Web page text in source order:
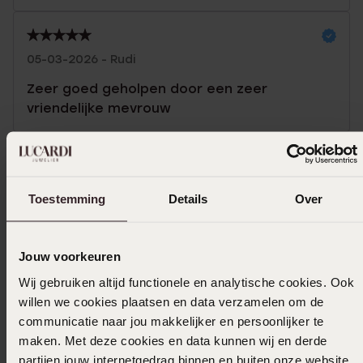
Toestemming Details Over
Jouw voorkeuren
Wij gebruiken altijd functionele en analytische cookies. Ook
willen we cookies plaatsen en data verzamelen om de
communicatie naar jou makkelijker en persoonlijker te
maken. Met deze cookies en data kunnen wij en derde
partijen jouw internetgedrag binnen en buiten onze website
05-03-2026 - Rudi
Zeer goed geholpen door een zeer
vriendelijke mevrouw
Ook leuk voor jou